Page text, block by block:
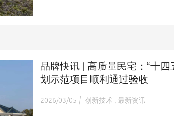
品牌快讯 | 高质量民宅：“十四
划示范项目顺利通过验收
2026/03/05 | 创新技术 最新资讯